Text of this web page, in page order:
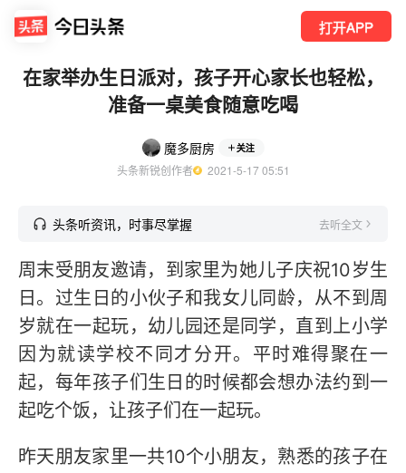
打开APP
在家举办生日派对，孩子开心家长也轻松，
准备一桌美食随意吃喝
魔多厨房 关注
头条新锐创作者
  2021-5-17 05:51
头条听资讯，时事尽掌握 去听全文
周末受朋友邀请，到家里为她儿子庆祝10岁生
日。过生日的小伙子和我女儿同龄，从不到周
岁就在一起玩，幼儿园还是同学，直到上小学
因为就读学校不同才分开。平时难得聚在一
起，每年孩子们生日的时候都会想办法约到一
起吃个饭，让孩子们在一起玩。
昨天朋友家里一共10个小朋友，熟悉的孩子在